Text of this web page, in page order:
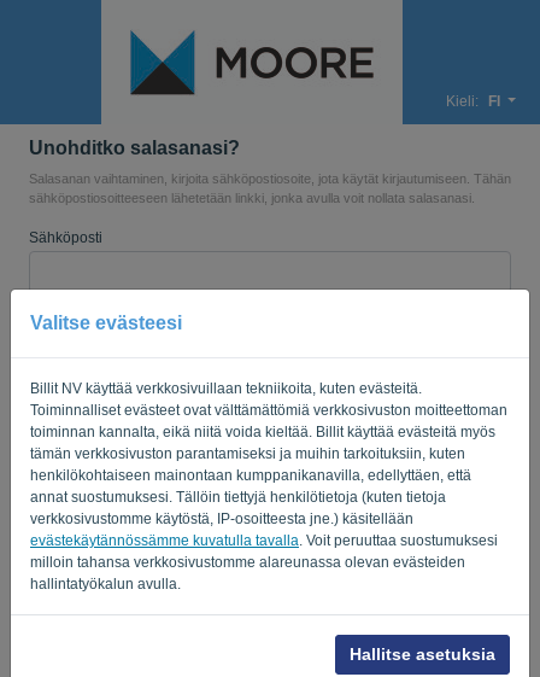
Valitse evästeesi
Billit NV käyttää verkkosivuillaan tekniikoita, kuten evästeitä.
Toiminnalliset evästeet ovat välttämättömiä verkkosivuston moitteettoman
toiminnan kannalta, eikä niitä voida kieltää. Billit käyttää evästeitä myös
tämän verkkosivuston parantamiseksi ja muihin tarkoituksiin, kuten
henkilökohtaiseen mainontaan kumppanikanavilla, edellyttäen, että
annat suostumuksesi. Tällöin tiettyjä henkilötietoja (kuten tietoja
verkkosivustomme käytöstä, IP-osoitteesta jne.) käsitellään
evästekäytännössämme kuvatulla tavalla . Voit peruuttaa suostumuksesi
milloin tahansa verkkosivustomme alareunassa olevan evästeiden
hallintatyökalun avulla.
Hallitse asetuksia
Kieli: FI
Unohditko salasanasi?
Salasanan vaihtaminen, kirjoita sähköpostiosoite, jota käytät kirjautumiseen. Tähän
sähköpostiosoitteeseen lähetetään linkki, jonka avulla voit nollata salasanasi.
Sähköposti
Etkö ole tietokone? Täytä '
LÄHETÄ LINKKI
Takaisin kirjautumiseen
Privacy Policy-Terms of Service.